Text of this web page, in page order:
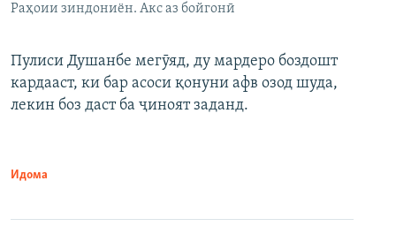
Раҳоии зиндониён. Акс аз бойгонӣ
Пулиси Душанбе мегӯяд, ду мардеро боздошт
кардааст, ки бар асоси қонуни афв озод шуда,
лекин боз даст ба ҷиноят заданд.
Идома